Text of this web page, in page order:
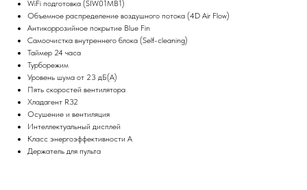
WiFi подготовка (SIW01MB1)
Объемное распределение воздушного потока (4D Air Flow)
Антикоррозийное покрытие Blue Fin
Самоочистка внутреннего блока (Self-cleaning)
Таймер 24 часа
Турборежим
Уровень шума от 23 дБ(А)
Пять скоростей вентилятора
Хладагент R32
Осушение и вентиляция
Интеллектуальный дисплей
Класс энергоэффективности A
Держатель для пульта